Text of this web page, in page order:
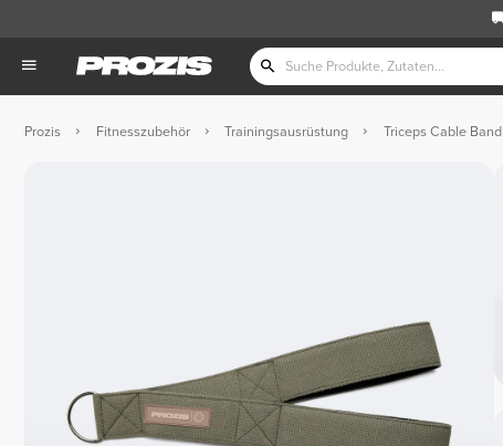
Prozis Fitnesszubehör Trainingsausrüstung Triceps Cable Band